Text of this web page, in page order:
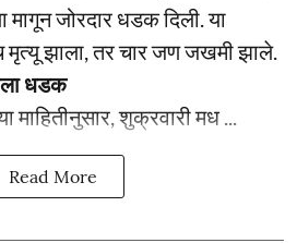
मागून जोरदार धडक दिली. या
मृत्यू झाला, तर चार जण जखमी झाले.
धडक
माहितीनुसार, शुक्रवारी मध ...
Read More